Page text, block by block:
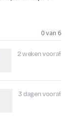
0 van 6
2 weken vooraf
afvinken
3 dagen vooraf